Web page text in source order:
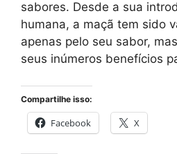
sabores. Desde a sua
humana, a maçã tem sido
apenas pelo seu sabor,
seus inúmeros benefícios
Compartilhe isso:
Facebook X